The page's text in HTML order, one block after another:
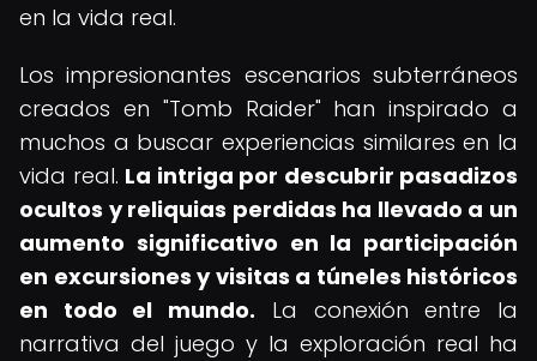
en la vida real.
Los impresionantes escenarios subterráneos
creados en "Tomb Raider" han inspirado a
muchos a buscar experiencias similares en la
vida real. La intriga por descubrir pasadizos
ocultos y reliquias perdidas ha llevado a un
aumento significativo en la participación
en excursiones y visitas a túneles históricos
en todo el mundo. La conexión entre la
narrativa del juego y la exploración real ha